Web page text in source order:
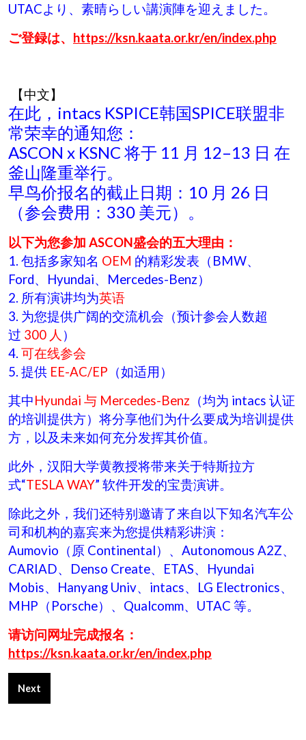
UTACより、素晴らしい講演陣を迎えました。
ご登録は、 https://ksn.kaata.or.kr/en/index.php
【中文】
在此，intacs KSPICE韩国SPICE联盟非
常荣幸的通知您：
ASCON x KSNC 将于 11 月 12–13 日 在
釜山隆重举行。
早鸟价报名的截止日期：10 月 26 日
（参会费用：330 美元）。
以下为您参加 ASCON盛会的五大理由：
1. 包括多家知名 OEM 的精彩发表（BMW、
Ford、Hyundai、Mercedes-Benz）
2. 所有演讲均为英语
3. 为您提供广阔的交流机会（预计参会人数超
过 300 人 ）
4. 可在线参会
5. 提供 EE-AC/EP （如适用）
其中Hyundai 与 Mercedes-Benz （均为 intacs 认证
的培训提供方）将分享他们为什么要成为培训提供
方，以及未来如何充分发挥其价值。
此外，汉阳大学黄教授将带来关于特斯拉方
式“TESLA WAY” 软件开发的宝贵演讲。
除此之外，我们还特别邀请了来自以下知名汽车公
司和机构的嘉宾来为您提供精彩讲演：
Aumovio（原 Continental）、Autonomous A2Z、
CARIAD、Denso Create、ETAS、Hyundai
Mobis、Hanyang Univ、intacs、LG Electronics、
MHP（Porsche）、Qualcomm、UTAC 等。
请访问网址完成报名：
https://ksn.kaata.or.kr/en/index.php
Next article: The North American SPICE Conference CALL FOR
Next